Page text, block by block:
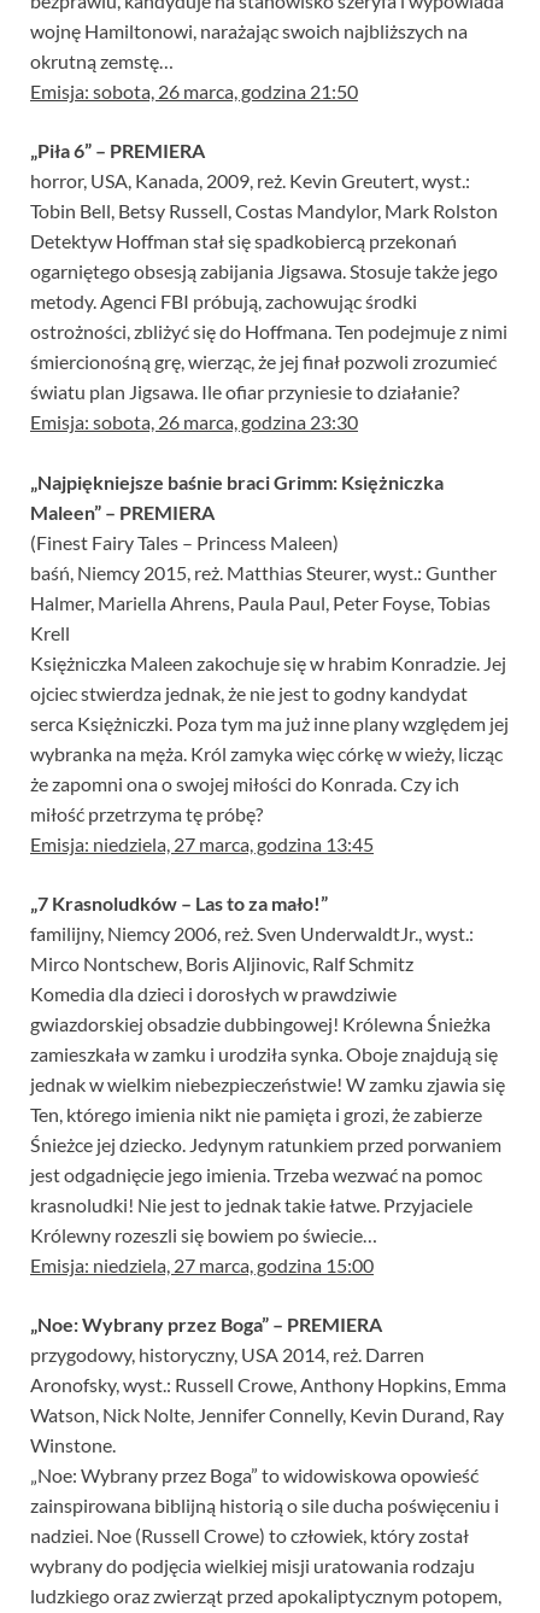
wojnę Hamiltonowi, narażając swoich najbliższych na
okrutną zemstę…
Emisja: sobota, 26 marca, godzina 21:50
„Piła 6” – PREMIERA
horror, USA, Kanada, 2009, reż. Kevin Greutert, wyst.:
Tobin Bell, Betsy Russell, Costas Mandylor, Mark Rolston
Detektyw Hoffman stał się spadkobiercą przekonań
ogarniętego obsesją zabijania Jigsawa. Stosuje także jego
metody. Agenci FBI próbują, zachowując środki
ostrożności, zbliżyć się do Hoffmana. Ten podejmuje z nimi
śmiercionośną grę, wierząc, że jej finał pozwoli zrozumieć
światu plan Jigsawa. Ile ofiar przyniesie to działanie?
Emisja: sobota, 26 marca, godzina 23:30
„Najpiękniejsze baśnie braci Grimm: Księżniczka
Maleen” – PREMIERA
(Finest Fairy Tales – Princess Maleen)
baśń, Niemcy 2015, reż. Matthias Steurer, wyst.: Gunther
Halmer, Mariella Ahrens, Paula Paul, Peter Foyse, Tobias
Krell
Księżniczka Maleen zakochuje się w hrabim Konradzie. Jej
ojciec stwierdza jednak, że nie jest to godny kandydat
serca Księżniczki. Poza tym ma już inne plany względem jej
wybranka na męża. Król zamyka więc córkę w wieży, licząc
że zapomni ona o swojej miłości do Konrada. Czy ich
miłość przetrzyma tę próbę?
Emisja: niedziela, 27 marca, godzina 13:45
„7 Krasnoludków – Las to za mało!”
familijny, Niemcy 2006, reż. Sven UnderwaldtJr., wyst.:
Mirco Nontschew, Boris Aljinovic, Ralf Schmitz
Komedia dla dzieci i dorosłych w prawdziwie
gwiazdorskiej obsadzie dubbingowej! Królewna Śnieżka
zamieszkała w zamku i urodziła synka. Oboje znajdują się
jednak w wielkim niebezpieczeństwie! W zamku zjawia się
Ten, którego imienia nikt nie pamięta i grozi, że zabierze
Śnieżce jej dziecko. Jedynym ratunkiem przed porwaniem
jest odgadnięcie jego imienia. Trzeba wezwać na pomoc
krasnoludki! Nie jest to jednak takie łatwe. Przyjaciele
Królewny rozeszli się bowiem po świecie…
Emisja: niedziela, 27 marca, godzina 15:00
„Noe: Wybrany przez Boga” – PREMIERA
przygodowy, historyczny, USA 2014, reż. Darren
Aronofsky, wyst.: Russell Crowe, Anthony Hopkins, Emma
Watson, Nick Nolte, Jennifer Connelly, Kevin Durand, Ray
Winstone.
„Noe: Wybrany przez Boga” to widowiskowa opowieść
zainspirowana biblijną historią o sile ducha poświęceniu i
nadziei. Noe (Russell Crowe) to człowiek, który został
wybrany do podjęcia wielkiej misji uratowania rodzaju
ludzkiego oraz zwierząt przed apokaliptycznym potopem,